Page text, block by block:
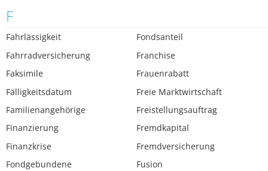
F
Fahrlässigkeit
Fahrradversicherung
Faksimile
Fälligkeitsdatum
Familienangehörige
Finanzierung
Finanzkrise
Fondgebundene
Fondsanteil
Franchise
Frauenrabatt
Freie Marktwirtschaft
Freistellungsauftrag
Fremdkapital
Fremdversicherung
Fusion